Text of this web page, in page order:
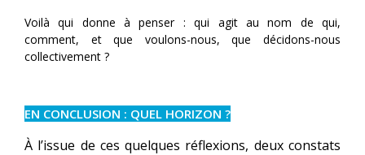
Voilà qui donne à penser : qui agit au nom de qui,
comment, et que voulons-nous, que décidons-nous
collectivement ?
EN CONCLUSION : QUEL HORIZON ?
À l’issue de ces quelques réflexions, deux constats